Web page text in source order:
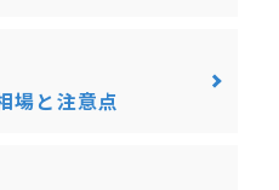
場と注意点